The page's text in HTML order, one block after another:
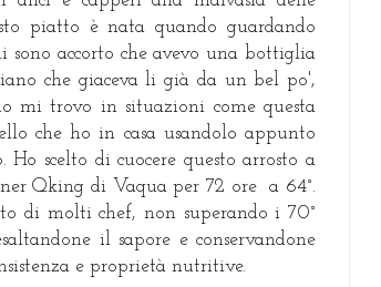
piatto è nata quando guardando
accorto che avevo una bottiglia
che giaceva li già da un bel po',
mi trovo in situazioni come questa
che ho in casa usandolo appunto
scelto di cuocere questo arrosto a
Qking di Vaqua per 72 ore a 64°.
di molti chef, non superando i 70°
il sapore e conservandone
e proprietà nutritive.